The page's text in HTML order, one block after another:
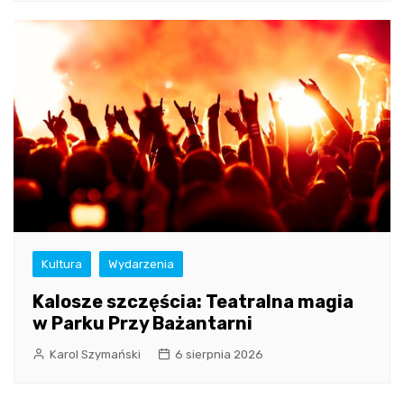
Kultura Wydarzenia
Kalosze szczęścia: Teatralna magia
w Parku Przy Bażantarni
Karol Szymański 6 sierpnia 2026